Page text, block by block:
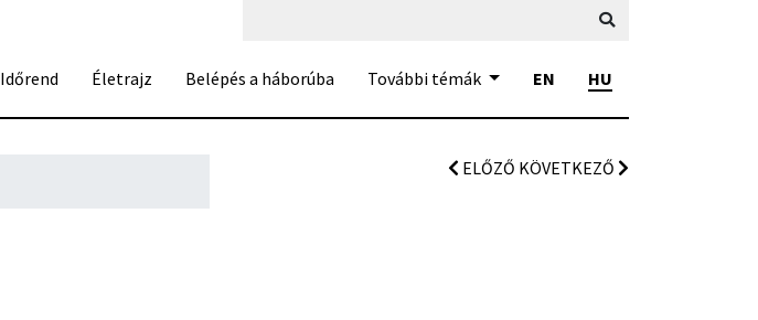
Időrend Életrajz Belépés a háborúba További témák EN HU
ELŐZŐ KÖVETKEZŐ